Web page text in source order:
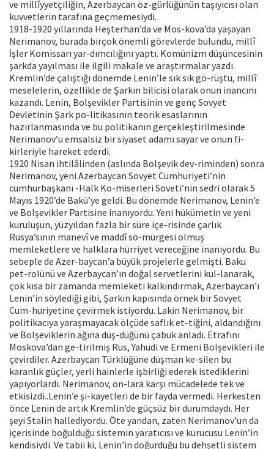
ve millîyyetçiliğin, Azerbaycan öz-gürlüğünün taşıyıcısı olan
kuvvetlerin tarafına geçmemesiydi.
1918-1920 yıllarında Heşterhan’da ve Mos-kova’da yaşayan
Nerimanov, burada birçok önemli görevlerde bulundu, millî
İşler Komissarı yar-dımcılığını yaptı. Komünizm düşüncesinin
şarkda yayılması ile ilgili makale ve araştırmalar yazdı.
Kremlin’de çalıştığı dönemde Lenin’le sık sık gö-rüştü, millî
meselelerin, özellikle de Şarkın bilicisi olarak onun inancını
kazandı. Lenin, Bolşevikler Partisinin ve genç Sovyet
Devletinin Şark po-litikasının teorik esaslarının
hazırlanmasında ve bu politikanın gerçekleştirilmesinde
Nerimanov’u emsalsiz bir siyaset adamı sayar ve onun fi-
kirleriyle hareket ederdi.
1920 Nisan ihtilâlinden (aslında Bolşevik dev-riminden) sonra
Nerimanov, yeni Azerbaycan Sovyet Cumhuriyeti’nin
cumhurbaşkanı -Halk Ko-miserleri Soveti’nin sedri olarak 5
Mayıs 1920’de Bakü’ye geldi. Bu dönemde Nerimanov, Lenin’e
ve Bolşevikler Partisine inanıyordu. Yeni hükümetin ve yeni
kuruluşun, yüzyıldan fazla bir süre içe-risinde çarlık
Rusya’sının manevî ve maddî sö-mürgesi olmuş
memleketlere ve halklara hürriyet vereceğine inanıyordu. Bu
sebeple de Azer-baycan’a büyük projelerle gelmişti. Baku
pet-rolünü ve Azerbaycan’ın doğal servetlerini kul-lanarak,
çok kısa bir zamanda memleketi kalkındırmak, Azerbaycan’ı
Lenin’in söylediği gibi, Şarkın kapısında örnek bir Sovyet
Cum-huriyetine çevirmek istiyordu. Lakin Nerimanov, bir
politikacıya yaraşmayacak ölçüde saflık et-tiğini, aldandığını
ve Bolşeviklerin ağına düş-düğünü çabuk anladı. Etrafını
Moskova’dan ge-tirilmiş Rus, Yahudi ve Ermeni Bolşevikleri ile
çevirdiler. Azerbaycan Türklüğüne düşman ke-silen bu
karanlık güçler, yerli hainlerle işbirliği ederek istediklerini
yapıyorlardı. Nerimanov, on-lara karşı mücadelede tek ve
etkisizdi..Lenin’e şi-kayetleri de bir fayda vermedi. Herkesten
önce Lenin de artık Kremlin’de güçsüz bir durumdaydı. Her
şeyi Stalin hallediyordu. Öte yandan, zaten Nerimanov’un da
içerisinde boğulduğu sistemin yaratıcısı ve kurucusu Lenin’in
kendisiydi. Ve tabii ki, Lenin’in doğurduğu bu dehşetli sistem